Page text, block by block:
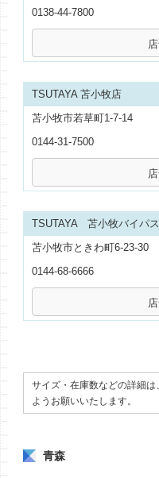
0138-44-7800
TSUTAYA 苫小牧店
苫小牧市若草町1-7-14
0144-31-7500
TSUTAYA 苫小牧バイパ
苫小牧市ときわ町6-23-30
0144-68-6666
サイズ・在庫数などの詳細
ようお願いいたします。
青森